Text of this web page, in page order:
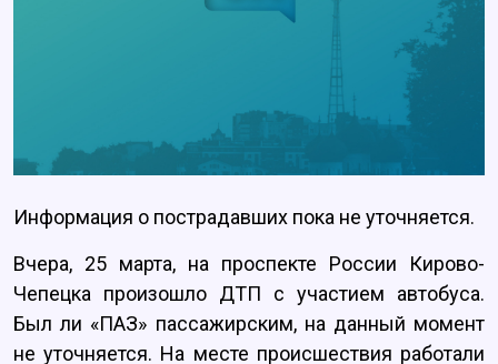
Информация о пострадавших пока не уточняется.
Вчера, 25 марта, на проспекте России Кирово-
Чепецка произошло ДТП с участием автобуса.
Был ли «ПАЗ» пассажирским, на данный момент
не уточняется. На месте происшествия работали